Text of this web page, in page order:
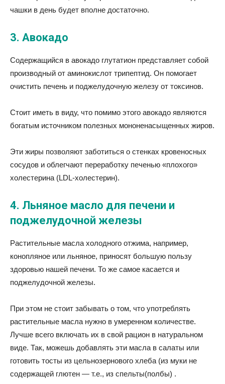
чашки в день будет вполне достаточно.
3. Авокадо
Содержащийся в авокадо глутатион представляет собой
производный от аминокислот трипептид. Он помогает
очистить печень и поджелудочную железу от токсинов.
Стоит иметь в виду, что помимо этого авокадо являются
богатым источником полезных мононенасыщенных жиров.
Эти жиры позволяют заботиться о стенках кровеносных
сосудов и облегчают переработку печенью «плохого»
холестерина (LDL-холестерин).
4. Льняное масло для печени и
поджелудочной железы
Растительные масла холодного отжима, например,
конопляное или льняное, приносят большую пользу
здоровью нашей печени. То же самое касается и
поджелудочной железы.
При этом не стоит забывать о том, что употреблять
растительные масла нужно в умеренном количестве.
Лучше всего включать их в свой рацион в натуральном
виде. Так, можешь добавлять эти масла в салаты или
готовить тосты из цельнозернового хлеба (из муки не
содержащей глютен — т.е., из спельты(полбы) .